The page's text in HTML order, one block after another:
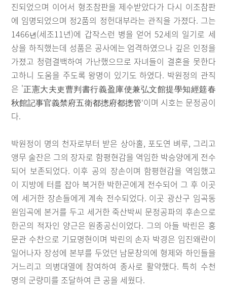
진되었으며 이어서 형조참판을 제수받았다가 다시 이조참판
에 임명되었으며 정2품의 정헌대부라는 관직을 가졌다. 그는
1466년(세조11년)에 갑작스런 병을 얻어 52세의 일기로 세
상을 하직했는데 성품은 공사에는 엄격하였으나 깊은 인정을
가졌고 청렴결백하여 가난했으므로 자녀들이 결혼을 못한다
고하니 도움을 주도록 왕명이 있기도 하였다. 박원정의 관직
은 '正憲大夫吏曹判書行義盈庫使兼弘文館提學知經筵春
秋館記事官義禁府五衛都摠府都摠管'이며 시호는 문정공이
다.
박원정이 명의 천자로부터 받은 상아홀, 포도연 벼루, 그리고
앵무 술잔은 그의 장자로 함평현감을 역임한 박승양에게 전수
되어 보존되었다. 이후 공의 장손이며 함평현감을 역임했고
이 지방에 터를 잡아 복거한 박한곤에게 전수되어 그 후 이곳
에 세거한 장손들에게 계속 전수되었다. 이곳 광산구 임곡동
원임곡에 본거를 두고 세거한 죽산박씨 문정공파의 후손으로
한곤의 적자인 양근은 원종공신이었다. 그의 아들 박린은 홍
문관 수찬으로 기묘명현이며 박린의 손자 박경은 임진왜란이
일어나자 장성에 본부를 두었던 남문창의에 형제와 하인들을
거느리고 의병대열에 참여하여 종사로 활약했다. 특히 수천
명의 군량미를 조달하여 큰 공을 세웠다.